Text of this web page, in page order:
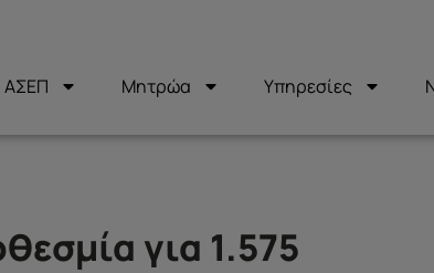
ΑΣΕΠ Μητρώα Υπηρεσίες
για 1.575